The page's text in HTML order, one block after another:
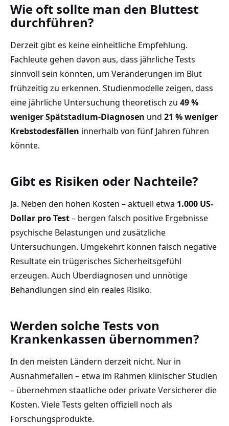
Wie oft sollte man den Bluttest
durchführen?
Derzeit gibt es keine einheitliche Empfehlung.
Fachleute gehen davon aus, dass jährliche Tests
sinnvoll sein könnten, um Veränderungen im Blut
frühzeitig zu erkennen. Studienmodelle zeigen, dass
eine jährliche Untersuchung theoretisch zu 49 %
weniger Spätstadium-Diagnosen und 21 % weniger
Krebstodesfällen innerhalb von fünf Jahren führen
könnte.
Gibt es Risiken oder Nachteile?
Ja. Neben den hohen Kosten – aktuell etwa 1.000 US-
Dollar pro Test– bergen falsch positive Ergebnisse
psychische Belastungen und zusätzliche
Untersuchungen. Umgekehrt können falsch negative
Resultate ein trügerisches Sicherheitsgefühl
erzeugen. Auch Überdiagnosen und unnötige
Behandlungen sind ein reales Risiko.
Werden solche Tests von
Krankenkassen übernommen?
In den meisten Ländern derzeit nicht. Nur in
Ausnahmefällen – etwa im Rahmen klinischer Studien
– übernehmen staatliche oder private Versicherer die
Kosten. Viele Tests gelten offiziell noch als
Forschungsprodukte.